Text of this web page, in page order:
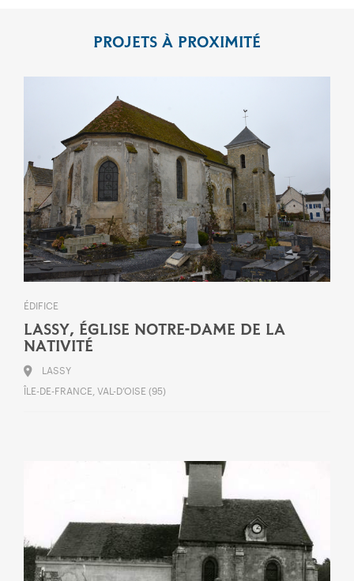
PROJETS À PROXIMITÉ
ÉDIFICE
LASSY, ÉGLISE NOTRE-DAME DE LA
NATIVITÉ
LASSY
ÎLE-DE-FRANCE, VAL-D’OISE (95)